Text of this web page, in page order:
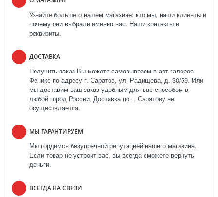
Узнайте больше о нашем магазине: кто мы, наши клиенты и
почему они выбрали именно нас. Наши контакты и
реквизиты.
ДОСТАВКА
Получить заказ Вы можете самовывозом в арт-галерее
Феникс по адресу г. Саратов, ул. Радищева, д. 30/59. Или
мы доставим ваш заказ удобным для вас способом в
любой город России. Доставка по г. Саратову не
осуществляется.
МЫ ГАРАНТИРУЕМ
Мы гордимся безупречной репутацией нашего магазина.
Если товар не устроит вас, вы всегда сможете вернуть
деньги.
ВСЕГДА НА СВЯЗИ